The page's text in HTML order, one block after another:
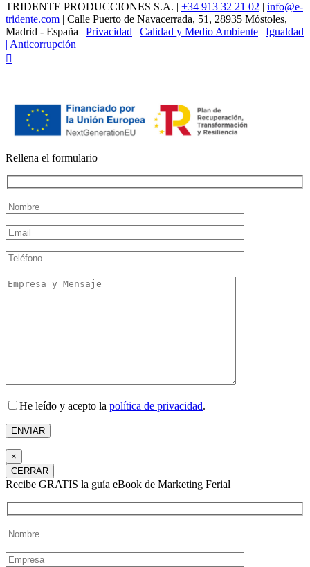
TRIDENTE PRODUCCIONES S.A. | +34 913 32 21 02 | info@e-
tridente.com | Calle Puerto de Navacerrada, 51, 28935 Móstoles,
Madrid - España | Privacidad | Calidad y Medio Ambiente | Igualdad
| Anticorrupción
Rellena el formulario
He leído y acepto la política de privacidad.
×
CERRAR
Recibe GRATIS la guía eBook de Marketing Ferial